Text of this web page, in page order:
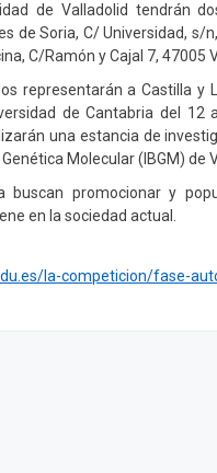
de Valladolid tendrán
de Soria, C/ Universidad, s/
C/Ramón y Cajal 7, 47005
representarán a Castilla y
de Cantabria del 12
una estancia de
Molecular (IBGM) de
buscan promocionar y
en la sociedad actual.
la-competicion/fase-